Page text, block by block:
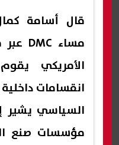
قال أسامة
الأمريكي
انقسامات داخلية
السياسي يشير
مؤسسات صنع